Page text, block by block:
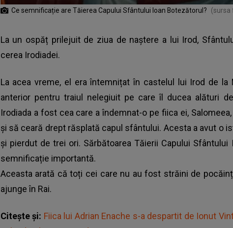
Ce semnificație are Tăierea Capului Sfântului Ioan Botezătorul? (sursa
La un ospăț prilejuit de ziua de naștere a lui Irod,
cerea Irodiadei.
La acea vreme, el era întemnițat în castelul lui Irod de la
anterior pentru traiul nelegiuit pe care îl ducea alături
Irodiada a fost cea care a îndemnat-o pe fiica ei,
și să ceară drept răsplată capul sfântului. Acesta a avut o
și pierdut de trei ori. Sărbătoarea Tăierii Capului
semnificație importantă.
Aceasta arată că toți cei care nu au fost străini de
ajunge în Rai.
Citește și: Fiica lui Adrian Enache s-a despartit de Ionut